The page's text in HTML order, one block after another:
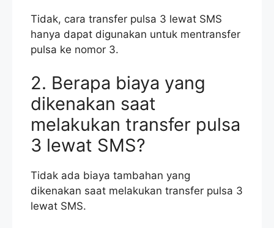
Tidak, cara transfer pulsa 3 lewat SMS
hanya dapat digunakan untuk mentransfer
pulsa ke nomor 3.
2. Berapa biaya yang
dikenakan saat
melakukan transfer pulsa
3 lewat SMS?
Tidak ada biaya tambahan yang
dikenakan saat melakukan transfer pulsa 3
lewat SMS.